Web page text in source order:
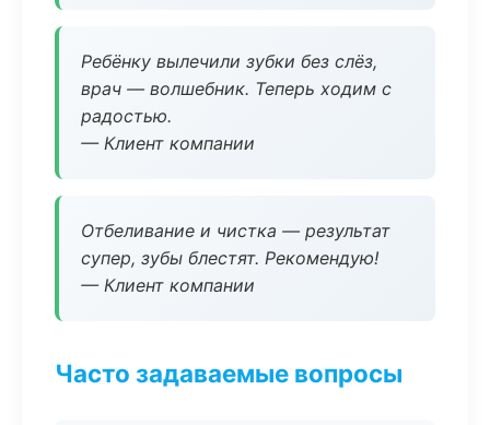
Ребёнку вылечили зубки без слёз,
врач — волшебник. Теперь ходим с
радостью.
— Клиент компании
Отбеливание и чистка — результат
супер, зубы блестят. Рекомендую!
— Клиент компании
Часто задаваемые вопросы